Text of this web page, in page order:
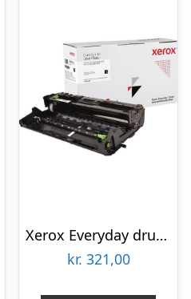
Xerox Everyday drum kit – 30.000 pages | For Brother DR3400 | Laser technology | Drum kit
kr. 321,00